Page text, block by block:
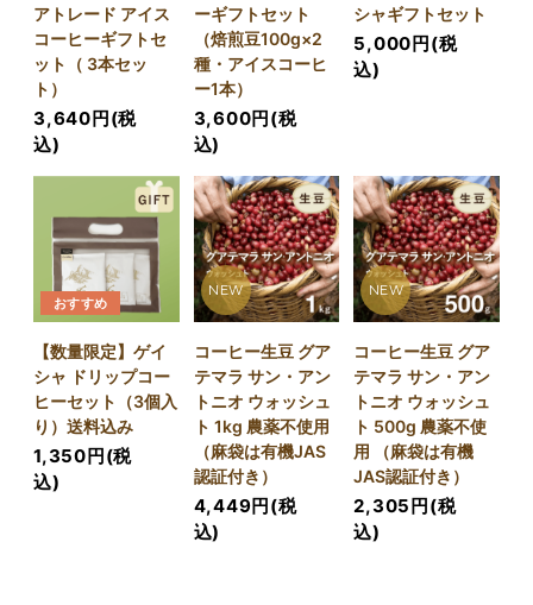
アトレード アイス
コーヒーギフトセ
ット（ 3本セッ
ト）
3,640円(税
込)
ーギフトセット
（焙煎豆100g×2
種・アイスコーヒ
ー1本）
3,600円(税
込)
シャギフトセット
5,000円(税
込)
おすすめ
【数量限定】ゲイ
シャ ドリップコー
ヒーセット（3個入
り）送料込み
1,350円(税
込)
NEW
コーヒー生豆 グア
テマラ サン・アン
トニオ ウォッシュ
ト 1kg 農薬不使用
（麻袋は有機JAS
認証付き）
4,449円(税
込)
NEW
コーヒー生豆 グア
テマラ サン・アン
トニオ ウォッシュ
ト 500g 農薬不使
用 （麻袋は有機
JAS認証付き）
2,305円(税
込)